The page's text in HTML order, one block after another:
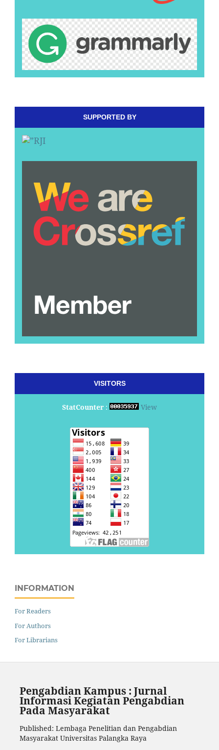
SUPPORTED BY
VISITORS
StatCounter : View
INFORMATION
For Readers
For Authors
For Librarians
Pengabdian Kampus : Jurnal
Informasi Kegiatan Pengabdian
Pada Masyarakat
Published: Lembaga Penelitian dan Pengabdian
Masyarakat Universitas Palangka Raya